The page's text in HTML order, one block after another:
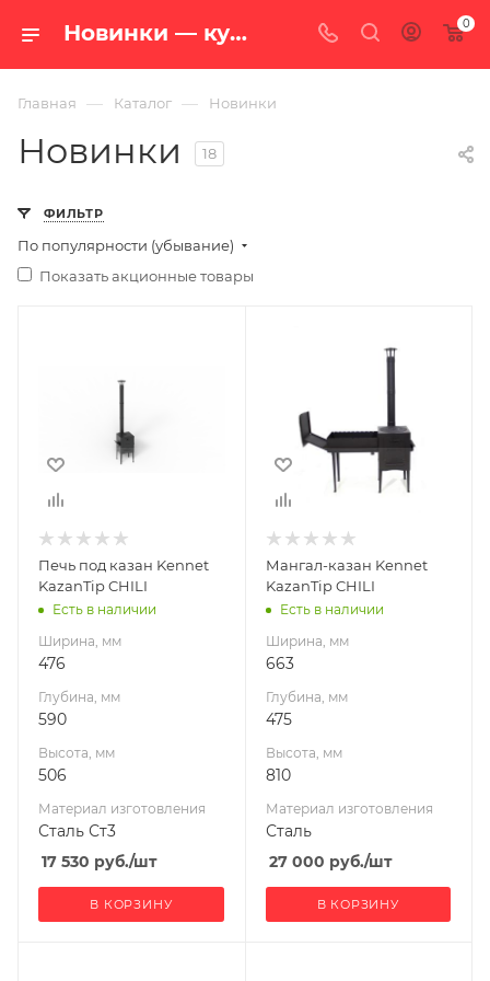
Новинки — купить в Екатеринбурге, каталог с ценами интернет-магазина «100 печей.ру» 0
Главная — Каталог — Новинки
Новинки 18
ФИЛЬТР
По популярности (убывание)
Показать акционные товары
Глубина, мм
Высота, мм
506
Материал
Сталь Ст3
Габариты В*Ш*Г мм
506x476x590
Печь под казан Kennet
KazanTip CHILI
Есть в наличии
Ширина, мм
476
Глубина, мм
590
Высота, мм
506
Материал изготовления
Сталь Ст3
17 530 руб./шт
В КОРЗИНУ
Высота, мм
810
Материал
Сталь
Габариты В*Ш*Г мм
810x663x475
Мангал-казан Kennet
KazanTip CHILI
Есть в наличии
Ширина, мм
663
Глубина, мм
475
Высота, мм
810
Материал изготовления
Сталь
27 000 руб./шт
В КОРЗИНУ